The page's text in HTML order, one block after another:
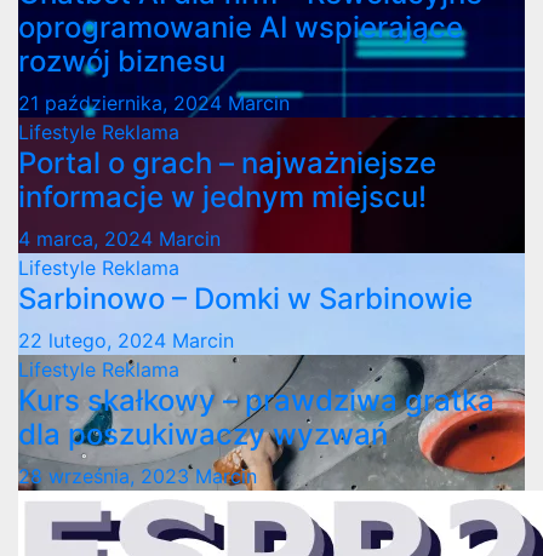
oprogramowanie AI wspierające
rozwój biznesu
21 października, 2024 Marcin
Lifestyle Reklama
Portal o grach – najważniejsze
informacje w jednym miejscu!
4 marca, 2024 Marcin
Lifestyle Reklama
Sarbinowo – Domki w Sarbinowie
22 lutego, 2024 Marcin
Lifestyle Reklama
Kurs skałkowy – prawdziwa gratka
dla poszukiwaczy wyzwań
28 września, 2023Marcin